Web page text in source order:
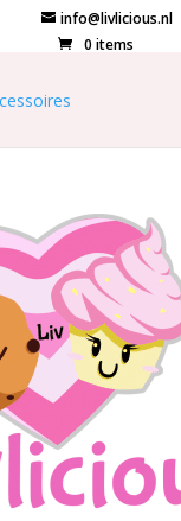
info@livlicious.nl
0 items